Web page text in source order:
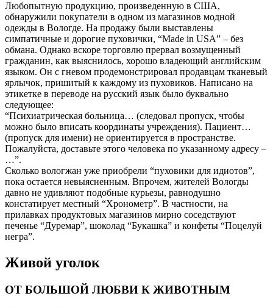
Любопытную продукцию, произведенную в США,
обнаружили покупатели в одном из магазинов модной
одежды в Вологде. На продажу были выставлены
симпатичные и дорогие пуховички, “Made in USA” – без
обмана. Однако вскоре торговлю прервал возмущенный
гражданин, как выяснилось, хорошо владеющий английским
языком. Он с гневом продемонстрировал продавцам тканевый
ярлычок, пришитый к каждому из пуховиков. Написано на
этикетке в переводе на русский язык было буквально
следующее:
“Психиатрическая больница… (следовал пропуск, чтобы
можно было вписать координаты учреждения). Пациент…
(пропуск для имени) не ориентируется в пространстве.
Пожалуйста, доставьте этого человека по указанному адресу –
…”.
Сколько вологжан уже приобрели “пуховики для идиотов”,
пока остается невыясненным. Впрочем, жителей Вологды
давно не удивляют подобные курьезы, равнодушно
констатирует местный “Хронометр”. В частности, на
прилавках продуктовых магазинов мирно соседствуют
печенье “Дуремар”, шоколад “Букашка” и конфеты “Поцелуй
негра”.
Живой уголок
ОТ БОЛЬШОЙ ЛЮБВИ К ЖИВОТНЫМ